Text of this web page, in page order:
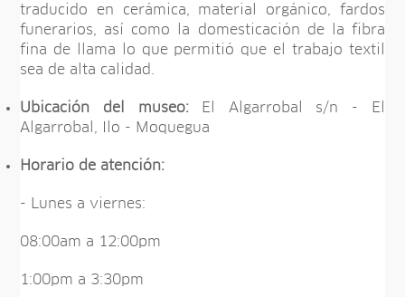
traducido en cerámica, material orgánico, fardos
funerarios, así como la domesticación de la fibra
fina de llama lo que permitió que el trabajo textil
sea de alta calidad.
Ubicación del museo:
El Algarrobal s/n - El
Algarrobal, Ilo - Moquegua
Horario de atención:
- Lunes a viernes:
08:00am a 12:00pm
1:00pm a 3:30pm